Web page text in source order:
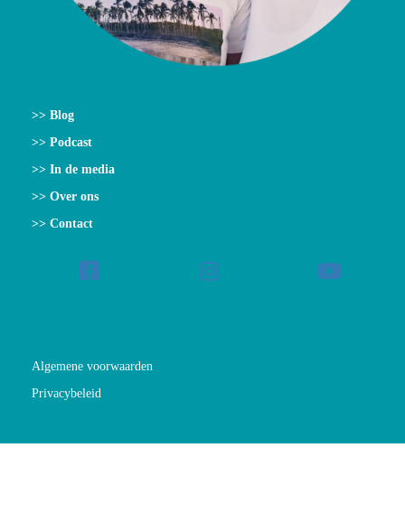
>> Blog
>> Podcast
>> In de media
>> Over ons
>> Contact
Algemene voorwaarden
Privacybeleid